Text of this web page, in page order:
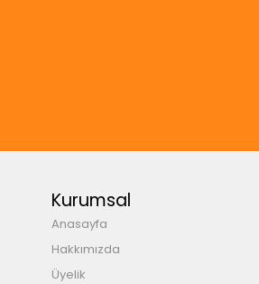
Kurumsal
Anasayfa
Hakkımızda
Üyelik